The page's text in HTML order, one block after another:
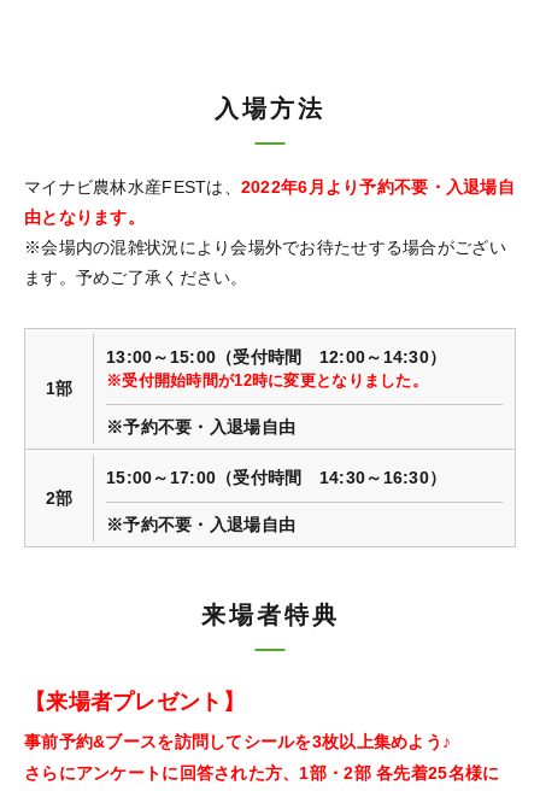
入場方法
マイナビ農林水産FESTは、 2022年6月より予約不要・入退場自
由となります。
※会場内の混雑状況により会場外でお待たせする場合がござい
ます。予めご了承ください。
1部
13:00～15:00（受付時間 12:00～14:30）
※受付開始時間が12時に変更となりました。
※予約不要・入退場自由
2部
15:00～17:00（受付時間 14:30～16:30）
※予約不要・入退場自由
来場者特典
【来場者プレゼント】
事前予約&ブースを訪問してシールを3枚以上集めよう♪
さらにアンケートに回答された方、1部・2部 各先着25名様に